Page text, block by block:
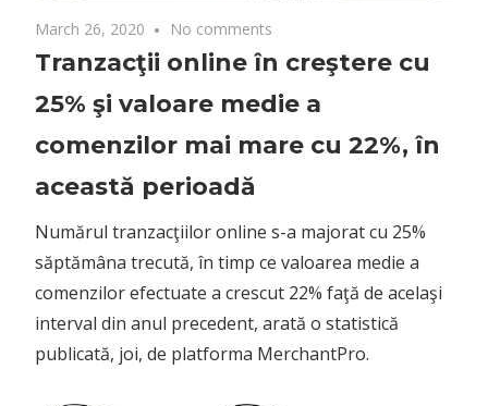
March 26, 2020 No comments
Tranzacţii online în creştere cu
25% şi valoare medie a
comenzilor mai mare cu 22%, în
această perioadă
Numărul tranzacţiilor online s-a majorat cu 25%
săptămâna trecută, în timp ce valoarea medie a
comenzilor efectuate a crescut 22% faţă de acelaşi
interval din anul precedent, arată o statistică
publicată, joi, de platforma MerchantPro.